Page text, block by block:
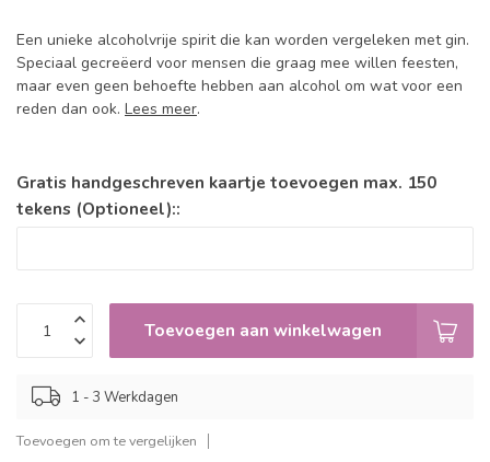
Een unieke alcoholvrije spirit die kan worden vergeleken met gin.
Speciaal gecreëerd voor mensen die graag mee willen feesten,
maar even geen behoefte hebben aan alcohol om wat voor een
reden dan ook. Lees meer.
Gratis handgeschreven kaartje toevoegen max. 150
tekens (Optioneel)::
Toevoegen aan winkelwagen
1 - 3 Werkdagen
Toevoegen om te vergelijken